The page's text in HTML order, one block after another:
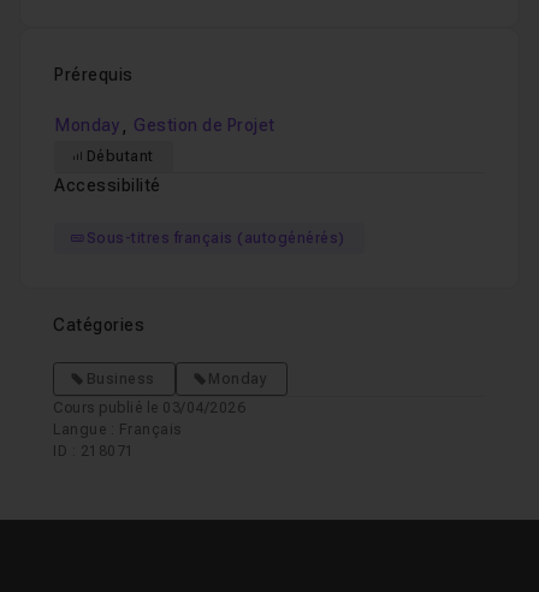
Prérequis
Monday , Gestion de Projet
Débutant
Accessibilité
Sous-titres français (autogénérés)
Catégories
Business
Monday
Cours publié le 03/04/2026
Langue : Français
ID : 218071